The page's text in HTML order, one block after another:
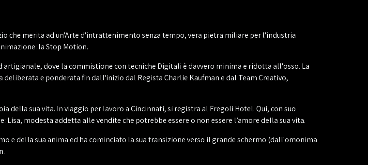
che merita ad un'Arte d'intrattenimento senza tempo, vera pietra miliare per l'industria
la Stop Motion.
dove la commistione con tecniche Digitali è davvero minima e ridotta all'osso. La
e ponderata fin dall'inizio dal Regista Charlie Kaufman e dal Team Creativo,
della sua vita. In viaggio per lavoro a Cincinnati, si registra al Fregoli Hotel. Qui, con suo
Lisa, modesta addetta alle vendite che potrebbe essere o non essere l’amore della sua vita.
e della sua anima ed ha cominciato la sua transizione verso il grande schermo (dall'omonima